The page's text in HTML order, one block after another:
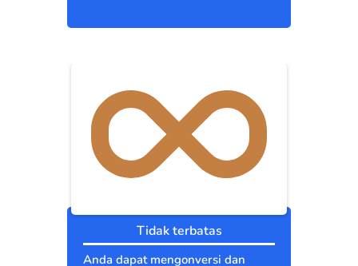
Tidak terbatas
Anda dapat mengonversi dan